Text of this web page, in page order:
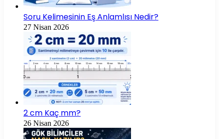
Soru Kelimesinin Eş Anlamlısı Nedir?
27 Nisan 2026
2 cm Kaç mm?
26 Nisan 2026